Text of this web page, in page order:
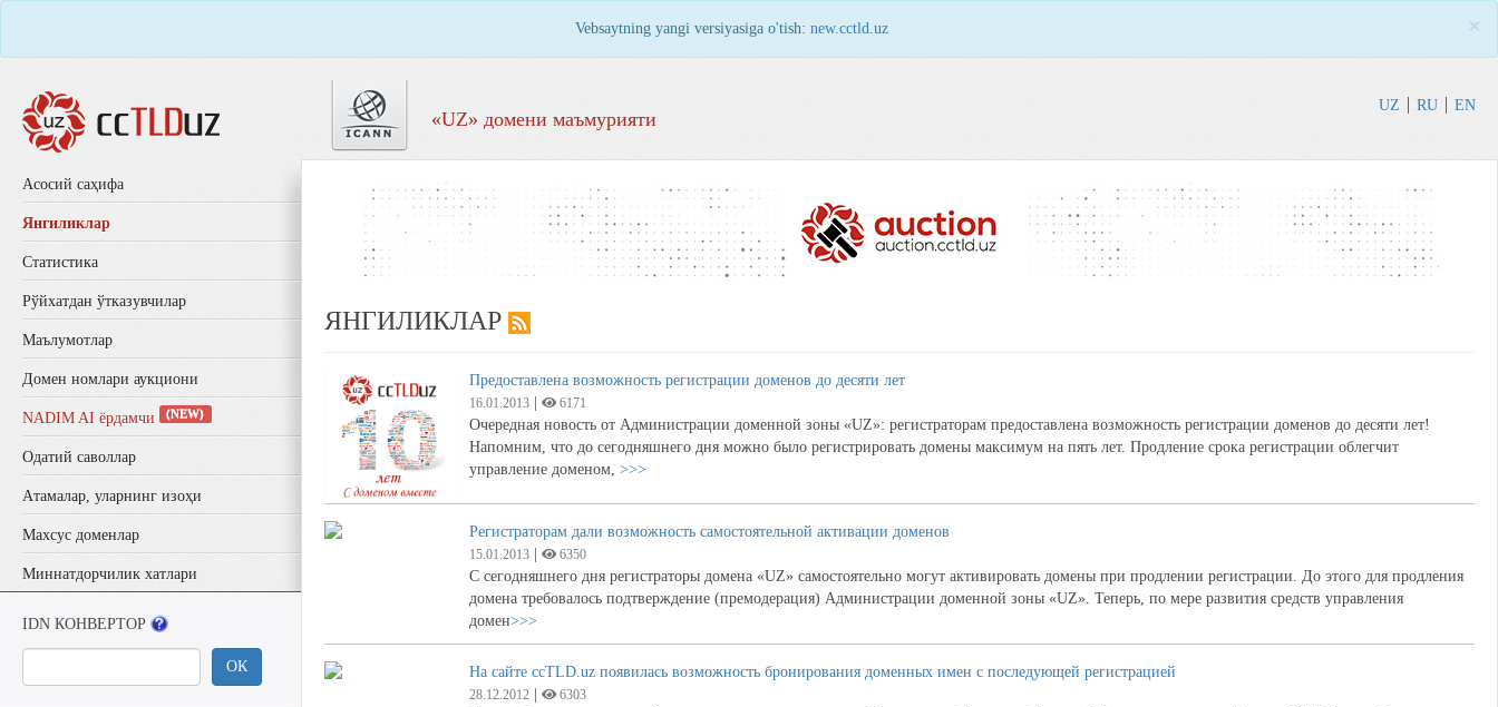
Vebsaytning yangi versiyasiga o'tish: new.cctld.uz ×
«UZ» домени маъмурияти
UZ RU EN
Aсосий саҳифа
Янгиликлар
Статистика
Рўйхатдан ўтказувчилар
Маълумотлар
Домен номлари аукциони
NADIM AI ёрдамчи (NEW)
Одатий саволлар
Aтамалар, уларнинг изоҳи
Махсус доменлар
Миннатдорчилик хатлари
IDN КОНВЕРТОР
ОК
ЯНГИЛИКЛАР
Предоставлена возможность регистрации доменов до десяти лет
16.01.2013 6171
Очередная новость от Администрации доменной зоны «UZ»: регистраторам предоставлена возможность регистрации доменов до десяти лет!
Напомним, что до сегодняшнего дня можно было регистрировать домены максимум на пять лет. Продление срока регистрации облегчит
управление доменом, >>>
Регистраторам дали возможность самостоятельной активации доменов
15.01.2013 6350
С сегодняшнего дня регистраторы домена «UZ» самостоятельно могут активировать домены при продлении регистрации. До этого для продления
домена требовалось подтверждение (премодерация) Администрации доменной зоны «UZ». Теперь, по мере развития средств управления
домен>>>
На сайте ccTLD.uz появилась возможность бронирования доменных имен с последующей регистрацией
28.12.2012 6303